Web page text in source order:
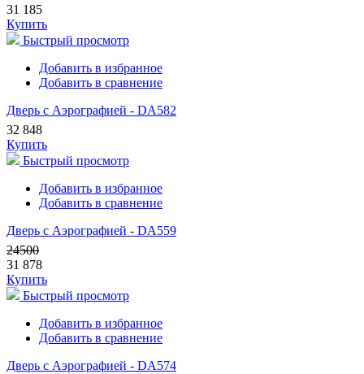
31 185
Купить
Быстрый просмотр
Добавить в избранное
Добавить в сравнение
Дверь с Аэрографией - DA582
32 848
Купить
Быстрый просмотр
Добавить в избранное
Добавить в сравнение
Дверь с Аэрографией - DA559
24500
31 878
Купить
Быстрый просмотр
Добавить в избранное
Добавить в сравнение
Дверь с Аэрографией - DA574